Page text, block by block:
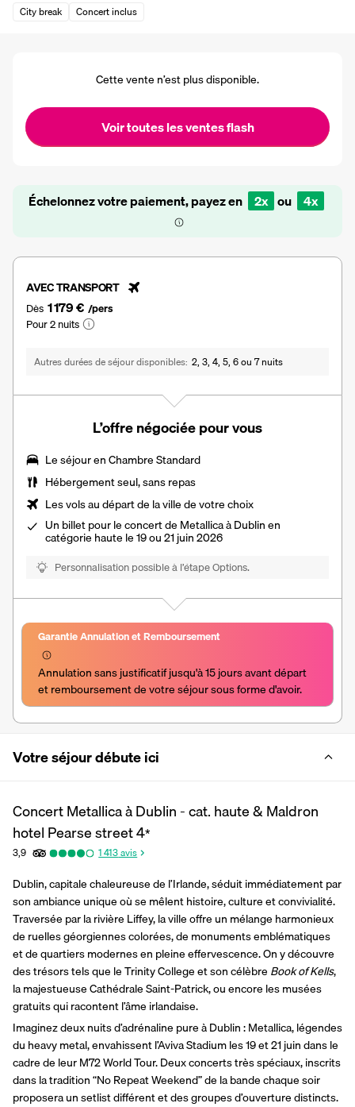
City break Concert inclus
Cette vente n’est plus disponible.
Voir toutes les ventes flash
Échelonnez votre paiement, payez en 2x ou 4x
AVEC TRANSPORT
Dès 1 179 € /pers
Pour 2 nuits
Autres durées de séjour disponibles 2, 3, 4, 5, 6 ou 7 nuits
L’offre négociée pour vous
Le séjour en Chambre Standard
Hébergement seul, sans repas
Les vols au départ de la ville de votre choix
Un billet pour le concert de Metallica à Dublin en
catégorie haute le 19 ou 21 juin 2026
Personnalisation possible à l’étape Options.
Garantie Annulation et Remboursement
Annulation sans justificatif jusqu'à 15 jours avant départ
et remboursement de votre séjour sous forme d'avoir.
Votre séjour débute ici
Concert Metallica à Dublin - cat. haute & Maldron
hotel Pearse street4*
3,9 1 413avis
Dublin, capitale chaleureuse de l’Irlande, séduit immédiatement par
son ambiance unique où se mêlent histoire, culture et convivialité.
Traversée par la rivière Liffey, la ville offre un mélange harmonieux
de ruelles géorgiennes colorées, de monuments emblématiques
et de quartiers modernes en pleine effervescence. On y découvre
des trésors tels que le Trinity College et son célèbre Book of Kells,
la majestueuse Cathédrale Saint-Patrick, ou encore les musées
gratuits qui racontent l’âme irlandaise.
Imaginez deux nuits d’adrénaline pure à Dublin : Metallica, légendes
du heavy metal, envahissent l’Aviva Stadium les 19 et 21 juin dans le
cadre de leur M72 World Tour. Deux concerts très spéciaux, inscrits
dans la tradition “No Repeat Weekend” de la bande chaque soir
proposera un setlist différent et des groupes d’ouverture distincts.